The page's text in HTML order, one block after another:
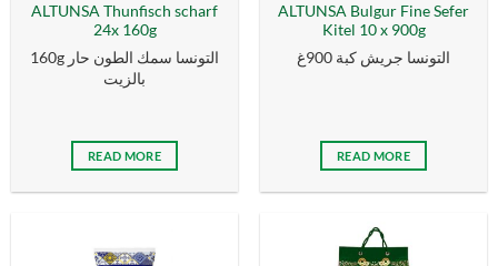
ALTUNSA Thunfisch scharf
24x 160g
160g التونسا سمك الطون حار
بالزیت
READ MORE
ALTUNSA Bulgur Fine Sefer
Kitel 10 x 900g
التونسا جريش كبة 900غ
READ MORE